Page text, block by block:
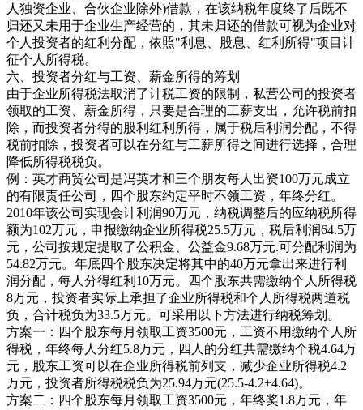
人独资企业、合伙企业除外)借款，在该纳税年度终了后既不
归还又未用于企业生产经营的，其未归还的借款可视为企业对
个人投资者的红利分配，依照"利息、股息、红利所得"项目计
征个人所得税。
六、投资者分红与工资、薪金所得的筹划
由于企业所得税法取消了计税工资的限制，私营公司的投资者
领取的工资、薪金所得，只要是合理的工薪支出，允许税前扣
除，而投资者分得的股利红利所得，属于税后利润分配，不得
税前扣除，投资者可以在分红与工薪所得之间进行选择，合理
降低所得税税负。
例：英才商贸公司是冯英才和三个朋友每人出资100万元成立
的有限责任公司，四个股东约定平时不领工资，年终分红。
2010年该公司实现会计利润90万元，纳税调整后的应纳税所得
额为102万元，申报缴纳企业所得税25.5万元，税后利润64.5万
元，公司按规定提取了公积金、公益金9.68万元.可分配利润为
54.82万元。年底四个股东决定将其中的40万元拿出来进行利
润分配，每人分得红利10万元。四个股东共需缴纳个人所得税
8万元，投资者实际上承担了企业所得税和个人所得税两道税
负，合计税负为33.5万元。可采用以下方法进行纳税筹划。
方案一：四个股东每月领取工资3500元，工资不用缴纳个人所
得税，年终每人分红5.8万元，四人的分红共需缴纳个税4.64万
元，股东工资可以在企业所得税前列支，减少企业所得税4.2
万元，投资者所得税税负为25.94万元(25.5-4.2+4.64)。
方案二：四个股东每月领取工资3500元，年终奖1.8万元，年